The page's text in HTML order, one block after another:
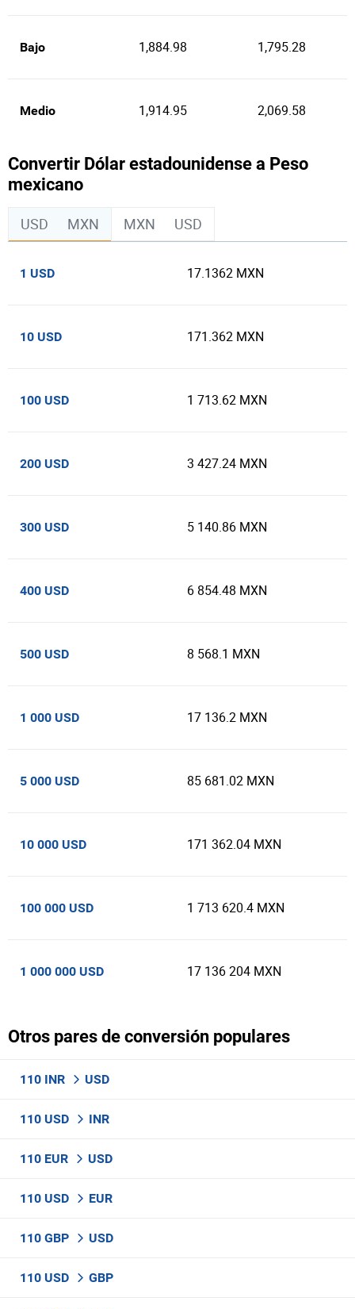
Bajo 1,884.98 1,795.28
Medio 1,914.95 2,069.58
Convertir Dólar estadounidense a Peso
mexicano
USD MXN MXN USD
1 USD 17.1362 MXN
10 USD 171.362 MXN
100 USD 1 713.62 MXN
200 USD 3 427.24 MXN
300 USD 5 140.86 MXN
400 USD 6 854.48 MXN
500 USD 8 568.1 MXN
1 000 USD 17 136.2 MXN
5 000 USD 85 681.02 MXN
10 000 USD 171 362.04 MXN
100 000 USD 1 713 620.4 MXN
1 000 000 USD 17 136 204 MXN
Otros pares de conversión populares
110 INR USD
110 USD INR
110 EUR USD
110 USD EUR
110 GBP USD
110 USD GBP